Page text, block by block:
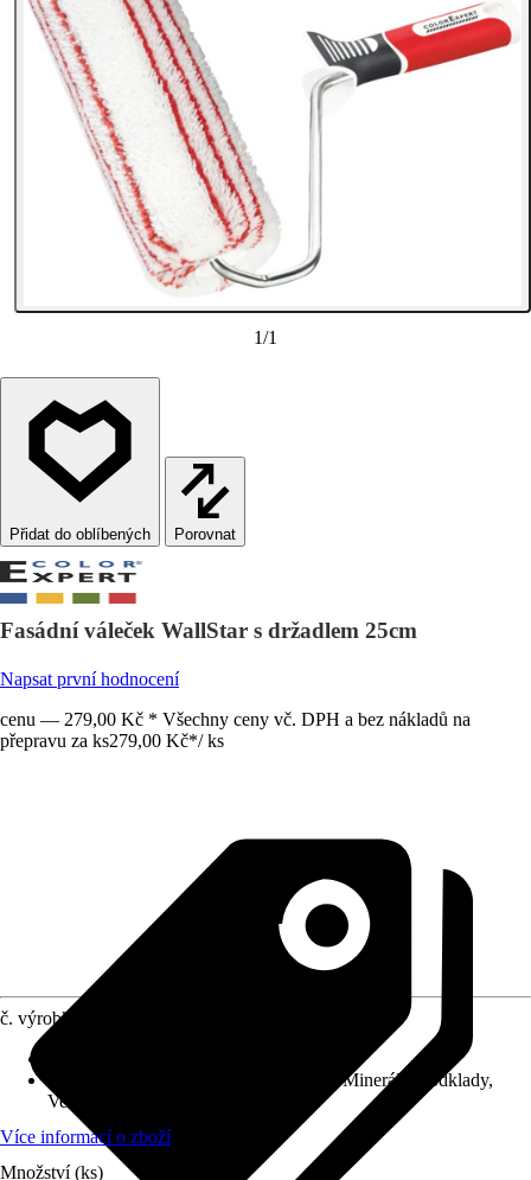
1/1
Porovnat
Fasádní váleček WallStar s držadlem 25cm
Napsat první hodnocení
cenu — 279,00 Kč * Všechny ceny vč. DPH a bez nákladů na
přepravu za ks279,00 Kč*/ ks
č. výrobku
Hrubé podklady, Minerální podklady,
Velmi hrubé podklady
Více informací o zboží
Množství (ks)